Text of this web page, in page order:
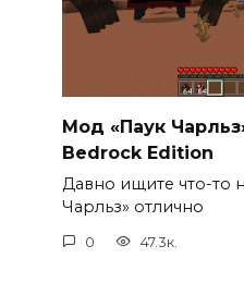
Мод «Паук
Bedrock Edition
Давно ищите что-то
Чарльз» отлично
0 47.3к.